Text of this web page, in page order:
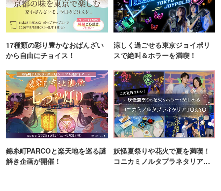
17種類の彩り豊かなおばんざい
から自由にチョイス！
涼しく過ごせる東京ジョイポリ
スで絶叫＆ホラーを満喫！
錦糸町PARCOと楽天地を巡る謎
解き企画が開催！
妖怪夏祭りや花火で夏を満喫！
コニカミノルタプラネタリア